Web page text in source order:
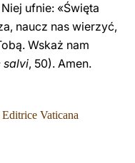
ufnie: «Święta
naucz nas wierzyć,
Wskaż nam
salvi, 50). Amen.
Vaticana